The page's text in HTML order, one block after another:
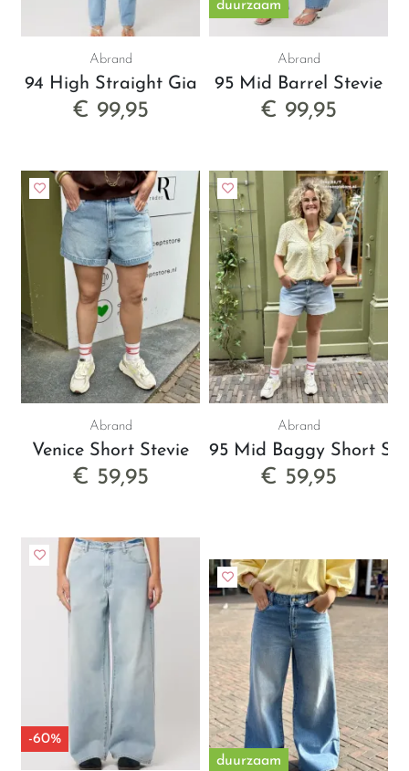
Abrand
94 High Straight Gia
€ 99,95
duurzaam
Abrand
95 Mid Barrel Stevie
€ 99,95
Abrand
Venice Short Stevie
€ 59,95
Abrand
95 Mid Baggy Short
€ 59,95
-60%
duurzaam